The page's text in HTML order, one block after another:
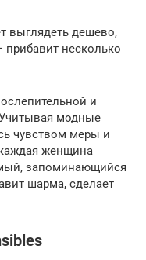
выглядеть дешево,
несколько
и
модные
чувством меры и
женщина
запоминающийся
шарма, сделает